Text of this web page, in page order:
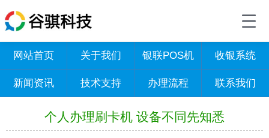
网站首页 关于我们 银联POS机 收银系统
新闻资讯 技术支持 办理流程 联系我们
个人办理刷卡机 设备不同先知悉